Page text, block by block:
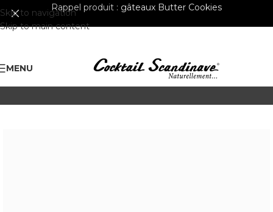
Skip to navigation
Skip to main content
Rappel produit : gâteaux Butter Cookies
MENU